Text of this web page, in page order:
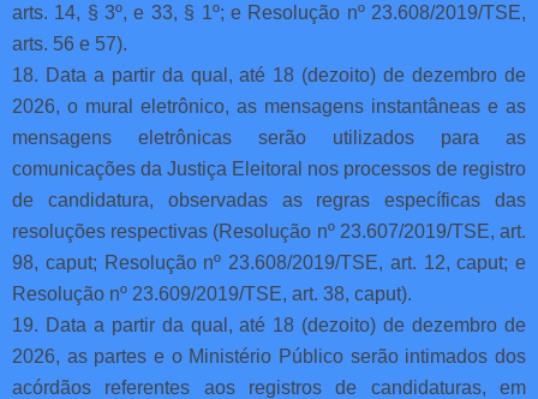
arts. 14, § 3º, e 33, § 1º; e Resolução nº 23.608/2019/TSE,
arts. 56 e 57).
18. Data a partir da qual, até 18 (dezoito) de dezembro de
2026, o mural eletrônico, as mensagens instantâneas e as
mensagens eletrônicas serão utilizados para as
comunicações da Justiça Eleitoral nos processos de registro
de candidatura, observadas as regras específicas das
resoluções respectivas (Resolução nº 23.607/2019/TSE, art.
98, caput; Resolução nº 23.608/2019/TSE, art. 12, caput; e
Resolução nº 23.609/2019/TSE, art. 38, caput).
19. Data a partir da qual, até 18 (dezoito) de dezembro de
2026, as partes e o Ministério Público serão intimados dos
acórdãos referentes aos registros de candidaturas, em